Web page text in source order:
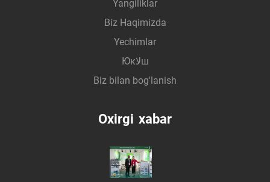
Yangiliklar
Biz Haqimizda
Yechimlar
Юкلاш
Biz bilan bog'lanish
Oxirgi xabar